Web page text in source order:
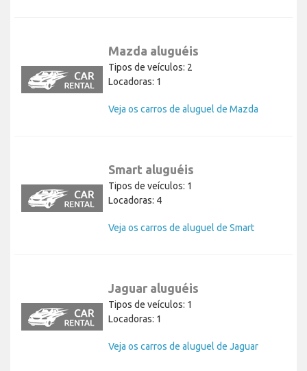
Mazda aluguéis
Tipos de veículos: 2
Locadoras: 1
Veja os carros de aluguel de Mazda
Smart aluguéis
Tipos de veículos: 1
Locadoras: 4
Veja os carros de aluguel de Smart
Jaguar aluguéis
Tipos de veículos: 1
Locadoras: 1
Veja os carros de aluguel de Jaguar